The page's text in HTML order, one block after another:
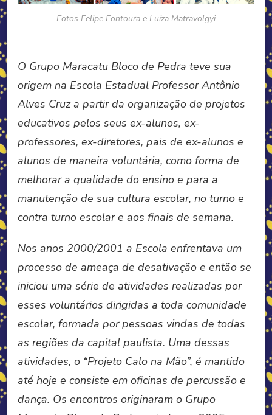
Fotos Felipe Fontoura e Luíza Matravolgyi
O Grupo Maracatu Bloco de Pedra teve sua
origem na Escola Estadual Professor Antônio
Alves Cruz a partir da organização de projetos
educativos pelos seus ex-alunos, ex-
professores, ex-diretores, pais de ex-alunos e
alunos de maneira voluntária, como forma de
melhorar a qualidade do ensino e para a
manutenção de sua cultura escolar, no turno e
contra turno escolar e aos finais de semana.
Nos anos 2000/2001 a Escola enfrentava um
processo de ameaça de desativação e então se
iniciou uma série de atividades realizadas por
esses voluntários dirigidas a toda comunidade
escolar, formada por pessoas vindas de todas
as regiões da capital paulista. Uma dessas
atividades, o “Projeto Calo na Mão”, é mantido
até hoje e consiste em oficinas de percussão e
dança. Os encontros originaram o Grupo